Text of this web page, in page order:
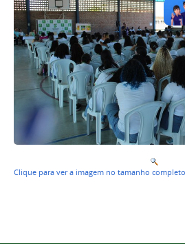
Clique para ver a imagem no tamanho